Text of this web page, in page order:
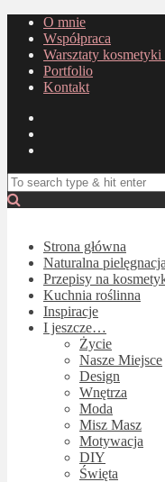
O mnie
Współpraca
Warsztaty kosmetyki
Portfolio
Kontakt
Strona główna
Naturalna pielęgnacja
Przepisy na
Kuchnia roślinna
Inspiracje
I jeszcze…
Życie
Nasze Miejsce
Design
Wnętrza
Moda
Misz Masz
Motywacja
DIY
Święta